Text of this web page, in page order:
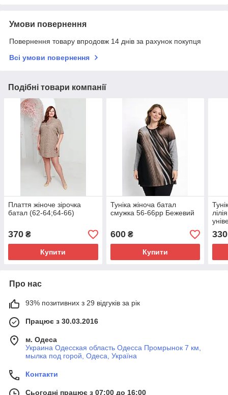
Умови повернення
Повернення товару впродовж 14 днів за рахунок покупця
Всі умови повернення
Подібні товари компанії
Плаття жіноче зірочка
батал (62-64;64-66)
370 ₴
Купити
Туніка жіноча батал
смужка 56-66рр Бежевий
600₴
Купити
330
Про нас
93% позитивних з 29 відгуків за рік
Працює з 30.03.2016
м. Одеса
Украина Одесская область Одесса Промрынок 7 км,
мылка под горой, Одеса, Україна
Контакти
Сьогодні працює з 07:00 до 16:00